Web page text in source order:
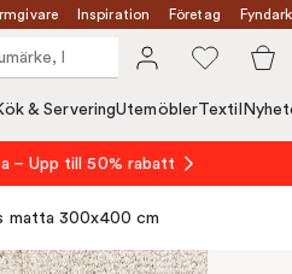
Inspiration Företag
& ServeringUtemöblerTextil
– Upp till 50% rabatt
matta 300x400 cm